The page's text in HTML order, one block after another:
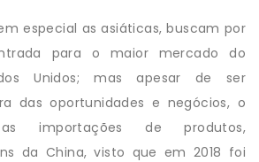
especial as asiáticas, buscam por
para o maior mercado do
Unidos; mas apesar de ser
das oportunidades e negócios, o
importações de produtos,
da China, visto que em 2018 foi